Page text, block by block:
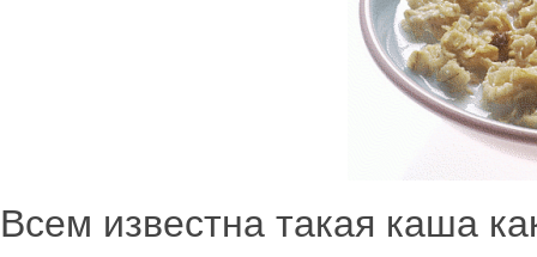
Всем известна такая каша